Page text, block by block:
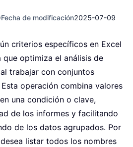
Fecha de modificación2025-07-09
criterios específicos en Excel
que optimiza el análisis de
trabajar con conjuntos
operación combina valores
una condición o clave,
de los informes y facilitando
de los datos agrupados. Por
listar todos los nombres